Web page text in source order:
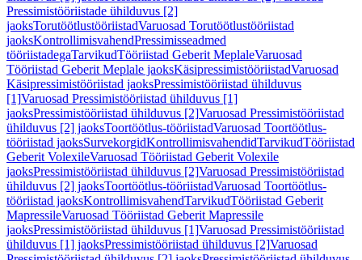
Pressimistööriistade ühilduvus [2]
jaoksTorutöötlustööriistadVaruosad Torutöötlustööriistad
jaoksKontrollimisvahendPressimisseadmed
tööriistadegaTarvikudTööriistad Geberit MeplaleVaruosad
Tööriistad Geberit Meplale jaoksKäsipressimistööriistadVaruosad
Käsipressimistööriistad jaoksPressimistööriistad ühilduvus
[1]Varuosad Pressimistööriistad ühilduvus [1]
jaoksPressimistööriistad ühilduvus [2]Varuosad Pressimistööriistad
ühilduvus [2] jaoksToortöötlus-tööriistadVaruosad Toortöötlus-
tööriistad jaoksSurvekorgidKontrollimisvahendidTarvikudTööriistad
Geberit VolexileVaruosad Tööriistad Geberit Volexile
jaoksPressimistööriistad ühilduvus [2]Varuosad Pressimistööriistad
ühilduvus [2] jaoksToortöötlus-tööriistadVaruosad Toortöötlus-
tööriistad jaoksKontrollimisvahendTarvikudTööriistad Geberit
MapressileVaruosad Tööriistad Geberit Mapressile
jaoksPressimistööriistad ühilduvus [1]Varuosad Pressimistööriistad
ühilduvus [1] jaoksPressimistööriistad ühilduvus [2]Varuosad